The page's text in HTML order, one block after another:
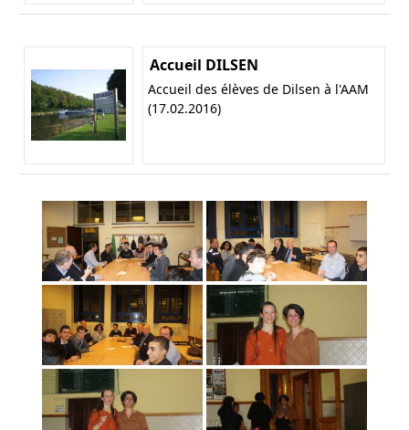
Accueil DILSEN
Accueil des élèves de Dilsen à l'AAM
(17.02.2016)